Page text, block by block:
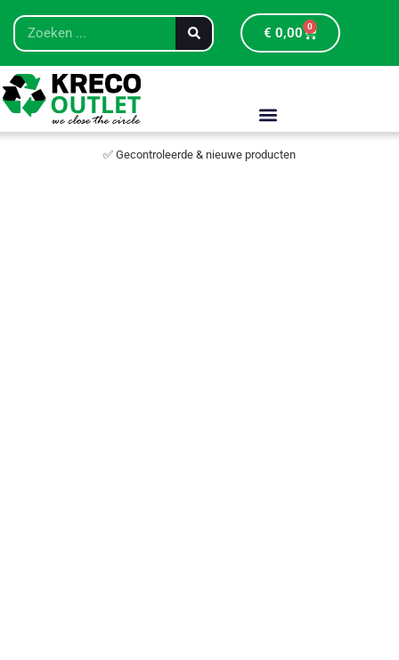
€ 0,00 0
✅ Gecontroleerde & nieuwe producten